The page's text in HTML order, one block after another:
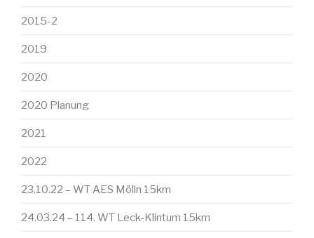
2015-2
2019
2020
2020 Planung
2021
2022
23.10.22 – WT AES Mölln 15km
24.03.24 – 114. WT Leck-Klintum 15km